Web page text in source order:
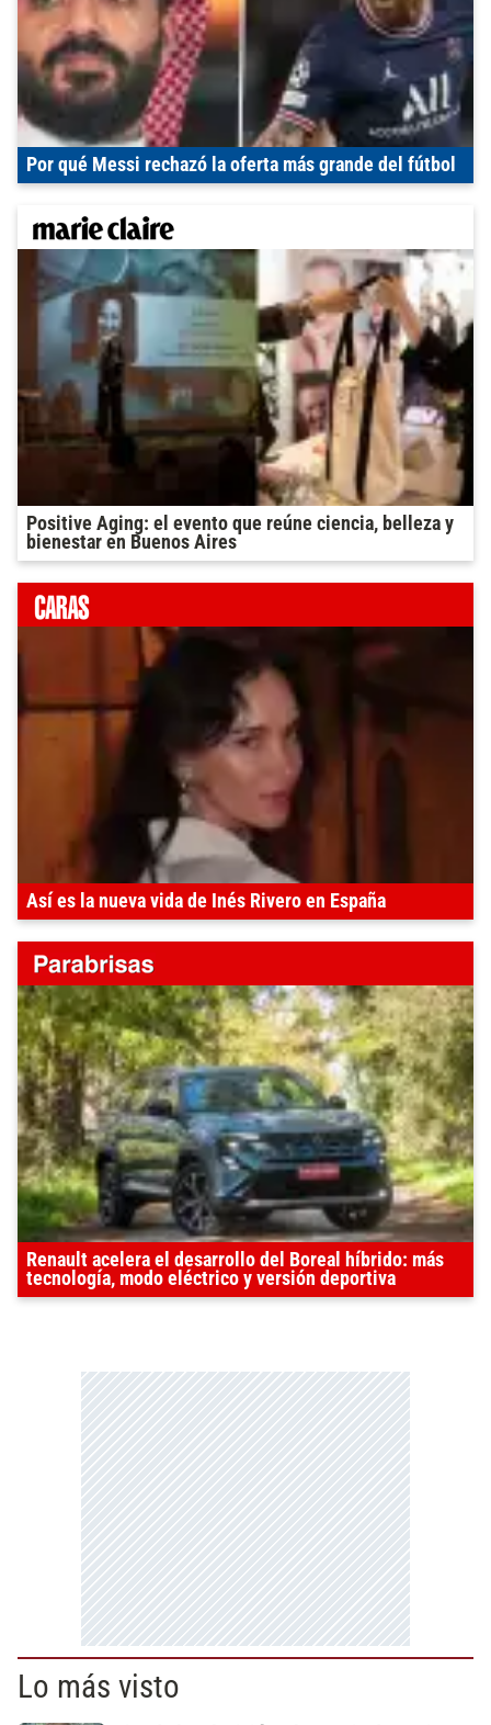
Por qué Messi rechazó la oferta más grande del fútbol
Positive Aging: el evento que reúne ciencia, belleza y
bienestar en Buenos Aires
Así es la nueva vida de Inés Rivero en España
Renault acelera el desarrollo del Boreal híbrido: más
tecnología, modo eléctrico y versión deportiva
Lo más visto